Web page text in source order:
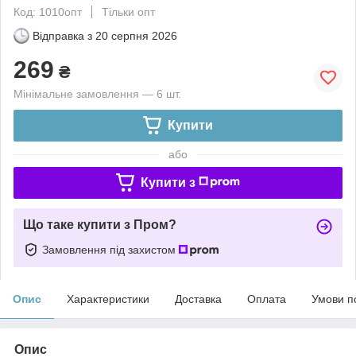
Код: 1010опт
Тільки опт
Відправка з 20 серпня 2026
269 ₴
Мінімальне замовлення — 6 шт.
Купити
або
Купити з
Що таке купити з Пром?
Замовлення під захистом
Опис Характеристики Доставка Оплата Умови
Опис